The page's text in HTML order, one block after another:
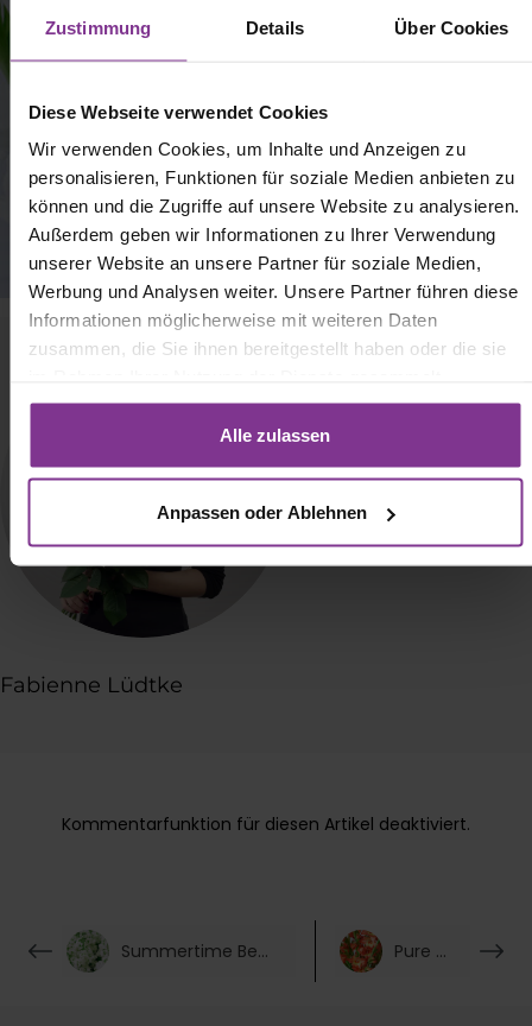
Zustimmung Details Über Cookies
Diese Webseite verwendet Cookies
Wir verwenden Cookies, um Inhalte und Anzeigen zu
personalisieren, Funktionen für soziale Medien anbieten zu
können und die Zugriffe auf unsere Website zu analysieren.
Außerdem geben wir Informationen zu Ihrer Verwendung
unserer Website an unsere Partner für soziale Medien,
Werbung und Analysen weiter. Unsere Partner führen diese
Informationen möglicherweise mit weiteren Daten
zusammen, die Sie ihnen bereitgestellt haben oder die sie
haben. Mit Klick auf „[Zustimmen / Alles akzeptieren / etc.]“
erteilen Sie Ihre Einwilligung auch in die Weitergabe über
Ihr Verhalten in unserem Shop an unseren Partner, die
Deutschland), die diese Daten Ihnen nicht persönlich
zuordnen kann, sie aber zu eigenen Zwecken (z.B.
Produktverbesserungen, Marktverhaltensanalysen)
verarbeiten darf.
Alle zulassen
Anpassen oder Ablehnen
Fabienne Lüdtke
Kommentarfunktion für diesen Artikel deaktiviert.
Summertime Beauty Pure Joy